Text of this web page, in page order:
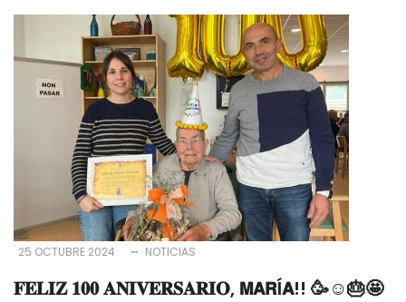
25 OCTUBRE 2024 NOTICIAS
𝐅𝐄𝐋𝐈𝐙 𝟏𝟎𝟎 𝐀𝐍𝐈𝐕𝐄𝐑𝐒𝐀𝐑𝐈𝐎, 𝗠𝗔𝗥Í𝗔!! 🥳☺️🎂🤩